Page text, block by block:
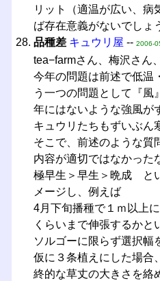
リット（適温が広い、病
ば存在意義がないでしょ
品種差 キュウリ屋 -- 2006-
tea−farmさん、梅沢さん
今年の問題は前述で低温
う一つの問題として『風
年にはないような強風が
キュウリたちもずいぶん
そこで、前述のような質
内容が適切ではなかった
極早生＞早生＞晩成 と
メージし、例えば
4月下旬播種で１ｍ以上
くらいまで伸張するかと
ソルゴーに限らず選択幅
仮に３条植えにした場合
終的な草丈の大きさを絡